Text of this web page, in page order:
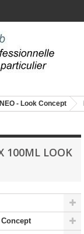
- Look Concept
100ML LOOK